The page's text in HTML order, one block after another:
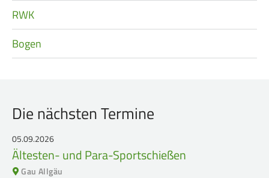
RWK
Bogen
Die nächsten Termine
05.09.2026
Ältesten- und Para-Sportschießen
Gau Allgäu